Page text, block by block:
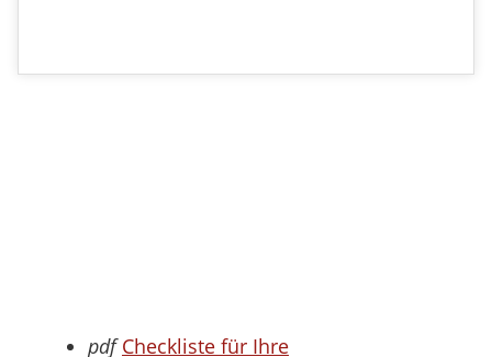
pdf Checkliste für Ihre